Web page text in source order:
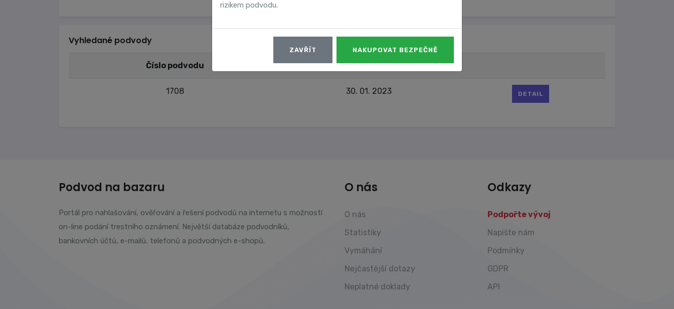
Vyhledané podvody
Číslo podvodu Datum
1708 30. 01. 2023 DETAIL
Podvod na bazaru
Portál pro nahlašování, ověřování a řešení podvodů na internetu s možností
on-line podání trestního oznámení. Největší databáze podvodníků,
bankovních účtů, e-mailů, telefonů a podvodných e-shopů.
O nás
O nás
Statistiky
Vymáhání
Nejčastější dotazy
Neplatné doklady
Odkazy
Podpořte vývoj
Napište nám
Podmínky
GDPR
API
rizikem podvodu.
ZAVŘÍT NAKUPOVAT BEZPEČNĚ